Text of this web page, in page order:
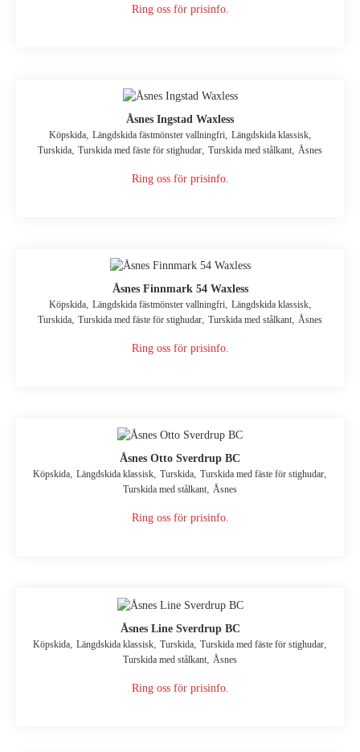
Ring oss för prisinfo.
Åsnes Ingstad Waxless
Köpskida, Längdskida fästmönster vallningfri, Längdskida klassisk,
Turskida Turskida med fäste för stighudar Turskida med stålkant Åsnes
Ring oss för prisinfo.
Åsnes Finnmark 54 Waxless
Köpskida, Längdskida fästmönster vallningfri, Längdskida klassisk,
Turskida, Turskida med fäste för stighudar, Turskida med stålkant, Åsnes
Ring oss för prisinfo.
Åsnes Otto Sverdrup BC
Köpskida, Längdskida klassisk, Turskida, Turskida med fäste för stighudar,
Turskida med stålkant, Åsnes
Ring oss för prisinfo.
Åsnes Line Sverdrup BC
Köpskida Längdskida klassisk Turskida Turskida med fäste för stighudar
Turskida med stålkant Åsnes
Ring oss för prisinfo.